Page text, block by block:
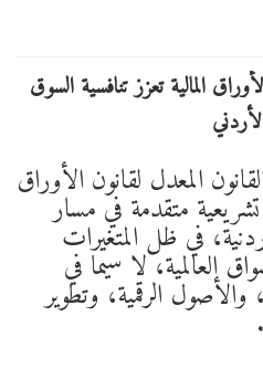
المعدل لقانون الأوراق
2026 خطوة تشريعية متقدمة في مسار
في ظل المتغيرات
العالمية، لا سيما في
والأصول الرقمية، وتطوير